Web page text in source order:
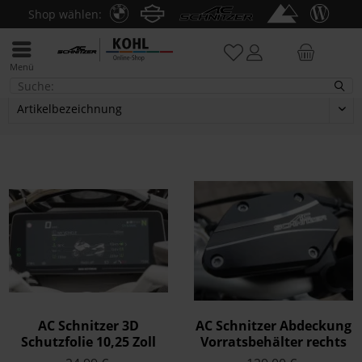
Shop wählen:
Menü
R 1200 GS, ADV 2017-18
AC Schnitzer 3D
Schutzfolie 10,25 Zoll
TFT Display ohne
AC Schnitzer Abdeckung
Vorratsbehälter rechts
links R 1200 GS 2017-18